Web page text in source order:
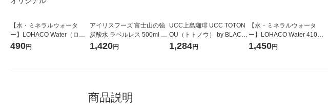
【水・ミネラルウォータ
ー】LOHACO Water（ロハ
コウォーター）2L ラベルレ
490円
アイリスフーズ 富士山の強
炭酸水 ラベルレス 500ml 1
箱（24本入）
1,420円
UCC上島珈琲 UCC TOTON
OU（トトノウ） by BLACK
無糖 500ml 1セット（6本）
1,284円
【水・ミネラルウォータ
ー】LOHACO Water 410ml
1箱（20本入）ラベルレス
1,450円
商品説明